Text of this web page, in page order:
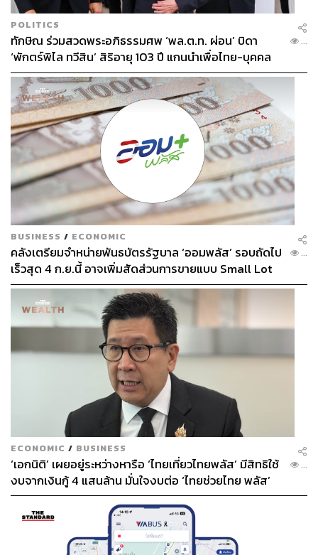
POLITICS
ทักษิณ ร่วมสวดพระอภิธรรมศพ ‘พล.ต.ท. ผ่อน’ บิดา
‘พักตร์พิไล ทวีสิน’ สิริอายุ 103 ปี แกนนำเพื่อไทย-บุคคล
หลากวงการร่วมอาลัย
...
BUSINESS / ECONOMIC
คลังเตรียมจำหน่ายพันธบัตรรัฐบาล ‘ออมพลัส’ รอบถัดไป
เร็วสุด 4 ก.ย.นี้ อาจเพิ่มสัดส่วนการขายแบบ Small Lot
First มากขึ้น
...
ECONOMIC / BUSINESS
‘เอกนิติ’ เผยอยู่ระหว่างหารือ ‘ไทยเที่ยวไทยพลัส’ มีสิทธิใช้
งบจากเงินกู้ 4 แสนล้าน มั่นใจงบต่อ ‘ไทยช่วยไทย พลัส’
เฟส 2 มีเพียงพอ
...